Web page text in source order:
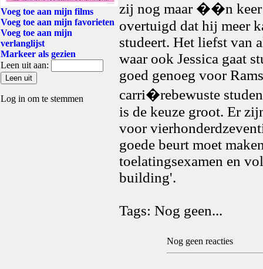
Voeg toe aan mijn films
Voeg toe aan mijn favorieten
Voeg toe aan mijn
verlanglijst
Markeer als gezien
Leen uit aan:
Log in om te stemmen
zij nog maar ��n keer
overtuigd dat hij meer
studeert. Het liefst van
waar ook Jessica gaat
goed genoeg voor
carri�rebewuste
is de keuze groot. Er
voor
goede beurt moet
toelatingsexamen en
building'.
Tags: Nog geen...
Nog geen reacties